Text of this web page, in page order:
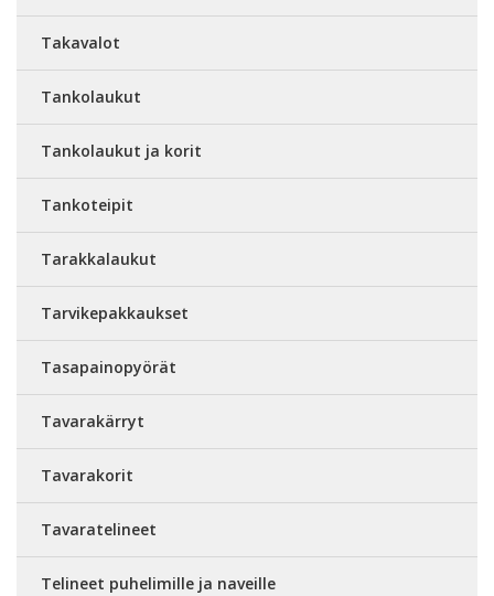
Takavalot
Tankolaukut
Tankolaukut ja korit
Tankoteipit
Tarakkalaukut
Tarvikepakkaukset
Tasapainopyörät
Tavarakärryt
Tavarakorit
Tavaratelineet
Telineet puhelimille ja naveille